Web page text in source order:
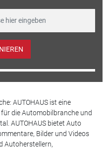
AUTOHAUS ist eine
die Automobilbranche und
AUTOHAUS bietet Auto
Bilder und Videos
Autoherstellern,